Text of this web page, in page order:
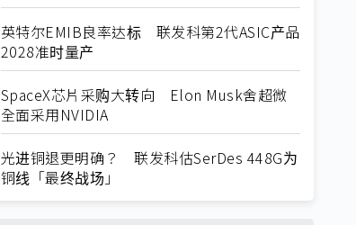
英特尔EMIB良率达标 联发科第2代ASIC产品
2028准时量产
SpaceX芯片采购大转向 Elon Musk舍超微
全面采用NVIDIA
光进铜退更明确？ 联发科估SerDes 448G为
铜线「最终战场」